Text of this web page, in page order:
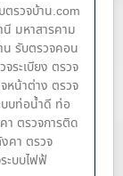
ตรวจบ้าน.com
มหาสารคาม
น รับตรวจคอน
ระเบียง ตรวจ
หน้าต่าง​ ตรวจ
บบท่อน้ำ​ดี ท่อ
า ตรวจการติด
คา ตรวจ
ะบบไฟฟ้